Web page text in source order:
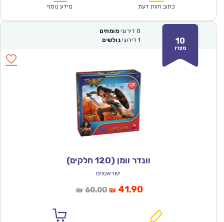
₪100.00.
כתוב חוות דעת מידע נוסף
10
מצוין
0 דירוגי מומחים
1 דירוגי גולשים
וונדר וומן (120 חלקים)
ישראטויס
₪ 60.00המחיר
₪ 41.90המחיר
הוא: